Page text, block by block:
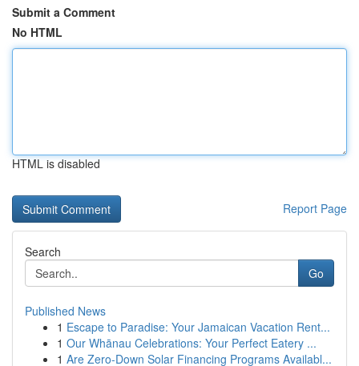
Submit a Comment
No HTML
HTML is disabled
Report Page
Search
Go
Published News
1 Escape to Paradise: Your Jamaican Vacation Rent...
1 Our Whānau Celebrations: Your Perfect Eatery ...
1 Are Zero-Down Solar Financing Programs Availabl...